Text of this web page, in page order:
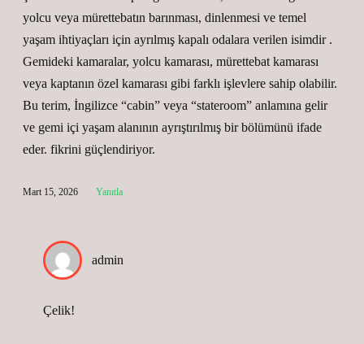
yolcu veya mürettebatın barınması, dinlenmesi ve temel
yaşam ihtiyaçları için ayrılmış kapalı odalara verilen isimdir .
Gemideki kamaralar, yolcu kamarası, mürettebat kamarası
veya kaptanın özel kamarası gibi farklı işlevlere sahip olabilir.
Bu terim, İngilizce “cabin” veya “stateroom” anlamına gelir
ve gemi içi yaşam alanının ayrıştırılmış bir bölümünü ifade
eder. fikrini güçlendiriyor.
Mart 15, 2026 Yanıtla
admin
Çelik!